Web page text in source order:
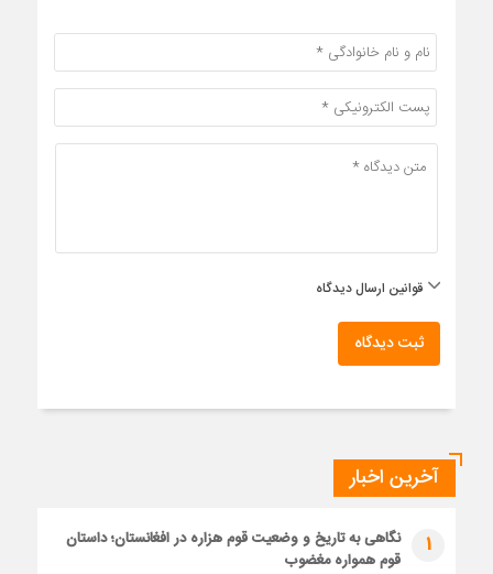
قوانین ارسال دیدگاه
ثبت دیدگاه
آخرین اخبار
1
نگاهی به تاریخ و وضعیت قوم هزاره در افغانستان؛ داستان
قوم همواره مغضوب